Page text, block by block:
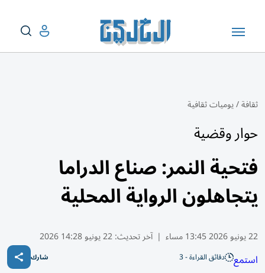
ثقافة/يوميات ثقافية
حوار وقضية
فتحية النمر: صناع الدراما
يتجاهلون الرواية المحلية
22 يونيو 2026 13:45 مساء | آخر تحديث:22 يونيو 14:28 2026
استمع دقائق القراءة - 3 شارك